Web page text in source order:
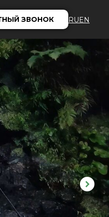
ЗВОНОК RUEN